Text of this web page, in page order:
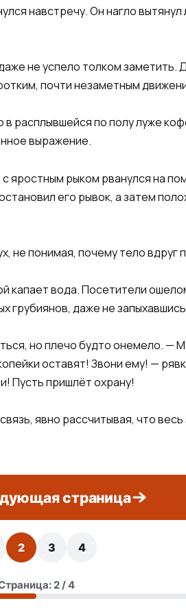
навстречу. Он нагло
не успело толком заметить.
почти незаметным
в расплывшейся по полу луже
выражение.
яростным рыком рванулся на
его рывок, а затем
не понимая, почему тело вдруг
капает вода. Посетители
грубиянов, даже не
но плечо будто онемело. —
оставят! Звони ему! —
Пусть пришлёт охрану!
явно рассчитывая, что весь
страница
2 3 4
2 / 4